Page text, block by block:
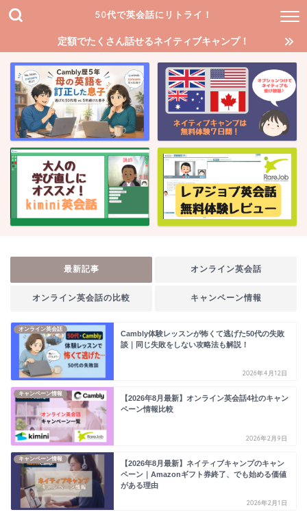
50代で英会話にリトライ！
定額でたくさん話せるネイティブキャンプ！
最新記事 オンライン英会話
オンライン英会話の比較 キャンペーン情報
オンライン英会話
Cambly体験レッスンが怖くて逃げた50代の失敗
談｜同じ失敗をしない攻略法も解説！
2026年4月12日
キャンペーン情報
【2026年8月最新】オンライン英会話4社のキャン
ペーン情報比較
2026年2月9日
キャンペーン情報
【2026年8月最新】ネイティブキャンプのキャン
ペーン｜Amazonギフト券終了、でも始める価値
がある理由
2026年2月1日